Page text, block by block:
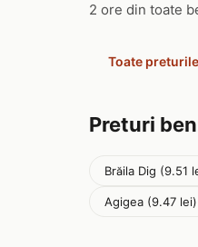
2 ore din toate
Toate
Preturi
Brăila Dig (9.51
Agigea (9.47 lei)